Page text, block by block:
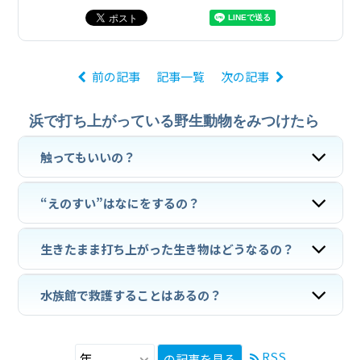
前の記事 記事一覧 次の記事
浜で打ち上がっている野生動物をみつけたら
触ってもいいの？
“えのすい”はなにをするの？
生きたまま打ち上がった生き物はどうなるの？
水族館で救護することはあるの？
RSS